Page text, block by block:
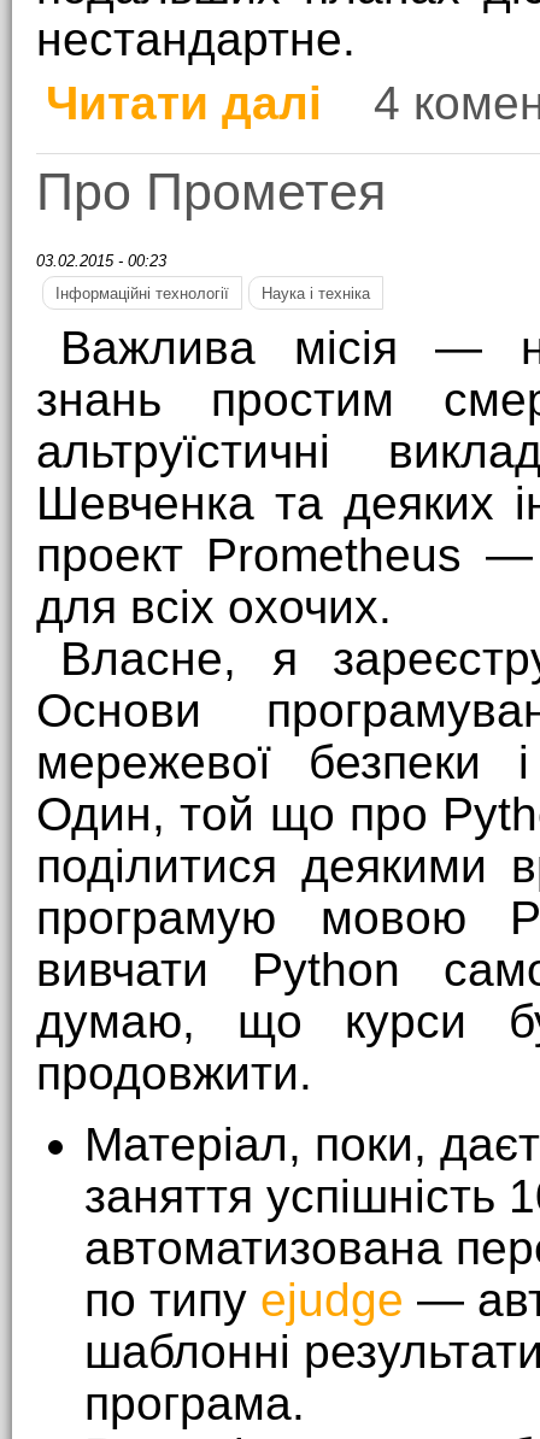
нестандартне.
Читати далі
про Ноутбук з
4
Про Прометея
03.02.2015 - 00:23
Інформаційні технології
Наука і техніка
Важлива місія —
знань простим
альтруїстичні
Шевченка та деяких
проект Prometheus —
для всіх охочих.
Власне, я
Основи
мережевої безпеки
Один, той що про
поділитися деякими
програмую мовою
вивчати Python
думаю, що курси
продовжити.
Матеріал, поки,
заняття успішність
автоматизована
по типу ejudge —
шаблонні
програма.